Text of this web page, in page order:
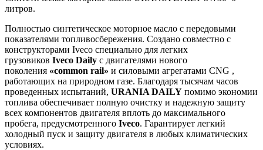
литров.
Полностью синтетическое моторное масло с передовыми
показателями топливосбережения. Создано совместно с
конструкторами Iveco специально для легких
грузовиков Iveco Daily с двигателями нового
поколения «common rail» и силовыми агрегатами CNG ,
работающих на природном газе. Благодаря тысячам часов
проведенных испытаний, URANIA DAILY помимо экономии
топлива обеспечивает полную очистку и надежную защиту
всех компонентов двигателя вплоть до максимального
пробега, предусмотренного Iveco. Гарантирует легкий
холодный пуск и защиту двигателя в любых климатических
условиях.